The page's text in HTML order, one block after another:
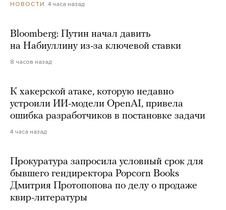
НОВОСТИ 4 часа назад
Bloomberg: Путин начал давить
на Набиуллину из-за ключевой ставки
8 часов назад
К хакерской атаке, которую недавно
устроили ИИ-модели OpenAI, привела
ошибка разработчиков в постановке задачи
4 часа назад
Прокуратура запросила условный срок для
бывшего гендиректора Popcorn Books
Дмитрия Протопопова по делу о продаже
квир-литературы